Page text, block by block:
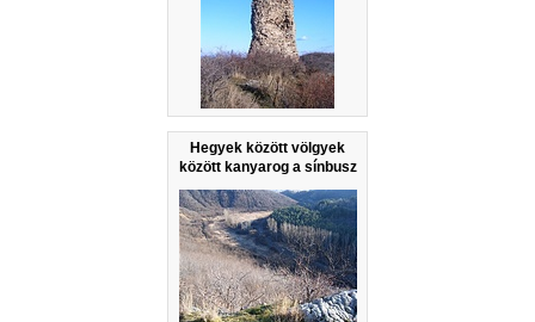
Hegyek között völgyek
között kanyarog a sínbusz